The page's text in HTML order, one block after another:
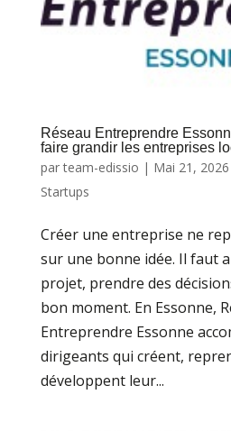
Réseau Entreprendre
faire grandir les entreprises
parteam-edissio | Mai 21, 2026
Startups
Créer une entreprise ne
sur une bonne idée. Il faut
projet, prendre des
bon moment. En Essonne,
Entreprendre Essonne
dirigeants qui créent,
développent leur...